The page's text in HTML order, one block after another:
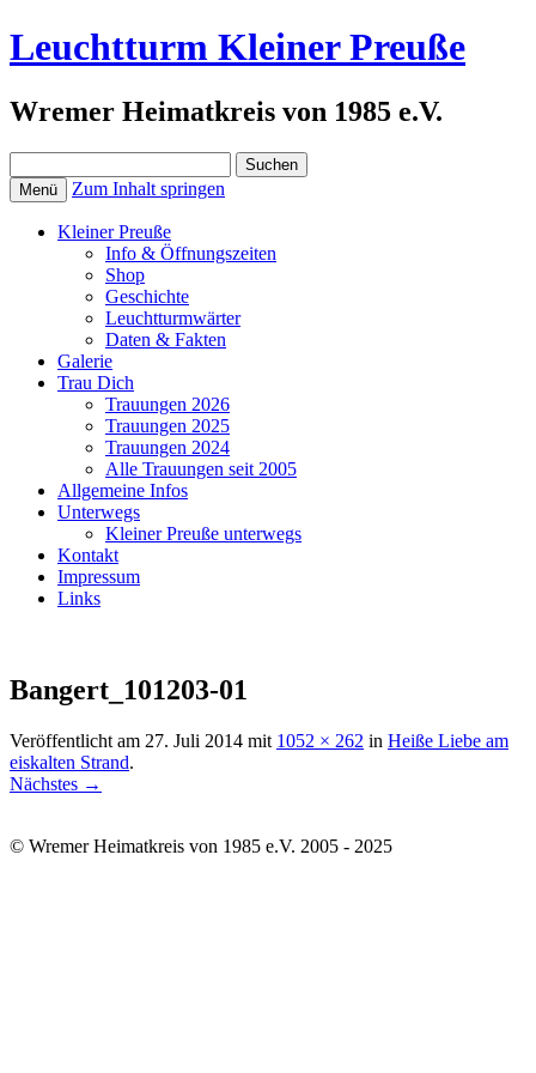
Leuchtturm Kleiner Preuße
Wremer Heimatkreis von 1985 e.V.
nach:
Menü Zum Inhalt springen
Kleiner Preuße
Info & Öffnungszeiten
Shop
Geschichte
Leuchtturmwärter
Daten & Fakten
Galerie
Trau Dich
Trauungen 2026
Trauungen 2025
Trauungen 2024
Alle Trauungen seit 2005
Allgemeine Infos
Unterwegs
Kleiner Preuße unterwegs
Kontakt
Impressum
Links
Bangert_101203-01
Veröffentlicht am 27. Juli 2014 mit 1052 × 262 in Heiße Liebe am
eiskalten Strand.
Nächstes →
© Wremer Heimatkreis von 1985 e.V. 2005 - 2025